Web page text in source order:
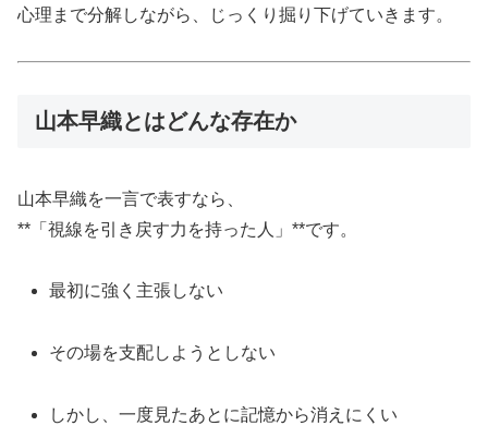
心理まで分解しながら、じっくり掘り下げていきます。
山本早織とはどんな存在か
山本早織を一言で表すなら、
**「視線を引き戻す力を持った人」**です。
最初に強く主張しない
その場を支配しようとしない
しかし、一度見たあとに記憶から消えにくい